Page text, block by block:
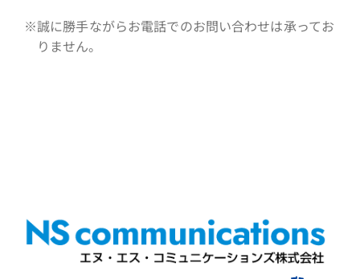
※誠に勝手ながらお電話でのお問い合わせは承ってお
りません。